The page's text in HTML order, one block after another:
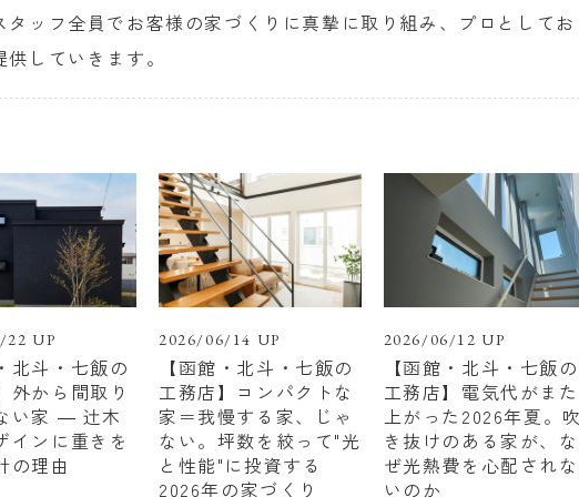
タッフ全員でお客様の家づくりに真摯に取り組み、プロとしてお
していきます。
22 UP
北斗・七飯の
外から間取り
い家 ― 辻木
インに重きを
の理由
2026/06/14 UP
【函館・北斗・七飯の
工務店】コンパクトな
家＝我慢する家、じゃ
ない。坪数を絞って"光
と性能"に投資する
2026年の家づくり
2026/06/12 UP
【函館・北斗・七飯の
工務店】電気代がまた
上がった2026年夏。
き抜けのある家が、な
ぜ光熱費を心配されな
いのか